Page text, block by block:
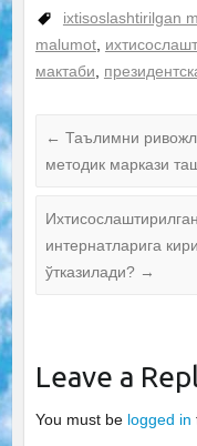
ixtisoslashtirilgan
malumot,
мактаби
← Таълимни
методик маркази
интернатларига
ўтказилади? →
Leave a
You must be logged in